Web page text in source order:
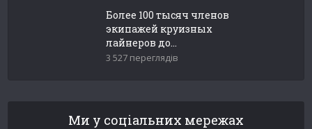
Более 100 тысяч членов
экипажей круизных
лайнеров до...
3 527 переглядів
Ми у соціальних мережах